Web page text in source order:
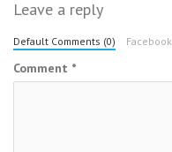
Leave a reply
Default Comments (0)
Comment *